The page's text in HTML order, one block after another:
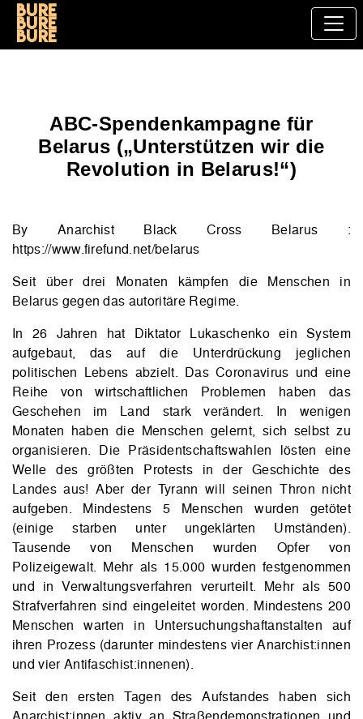
Bure
bure
bure
ABC-Spendenkampagne für
Belarus („Unterstützen wir die
Revolution in Belarus!“)
By Anarchist Black Cross Belarus :
https://www.firefund.net/belarus
Seit über drei Monaten kämpfen die Menschen in
Belarus gegen das autoritäre Regime.
In 26 Jahren hat Diktator Lukaschenko ein System
aufgebaut, das auf die Unterdrückung jeglichen
politischen Lebens abzielt. Das Coronavirus und eine
Reihe von wirtschaftlichen Problemen haben das
Geschehen im Land stark verändert. In wenigen
Monaten haben die Menschen gelernt, sich selbst zu
organisieren. Die Präsidentschaftswahlen lösten eine
Welle des größten Protests in der Geschichte des
Landes aus! Aber der Tyrann will seinen Thron nicht
aufgeben. Mindestens 5 Menschen wurden getötet
(einige starben unter ungeklärten Umständen).
Tausende von Menschen wurden Opfer von
Polizeigewalt. Mehr als 15.000 wurden festgenommen
und in Verwaltungsverfahren verurteilt. Mehr als 500
Strafverfahren sind eingeleitet worden. Mindestens 200
Menschen warten in Untersuchungshaftanstalten auf
ihren Prozess (darunter mindestens vier Anarchist:innen
und vier Antifaschist:innenen).
Seit den ersten Tagen des Aufstandes haben sich